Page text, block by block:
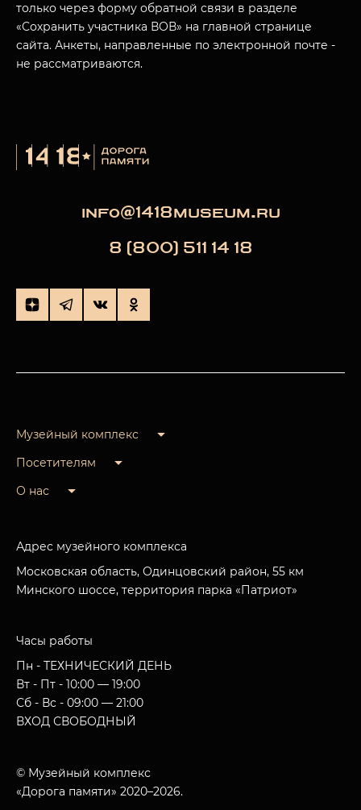
только через форму обратной связи в разделе
«Сохранить участника ВОВ» на главной странице
сайта. Анкеты, направленные по электронной почте -
не рассматриваются.
info@1418museum.ru
8 (800) 511 14 18
Музейный комплекс
Посетителям
О нас
Адрес музейного комплекса
Московская область, Одинцовский район, 55 км
Минского шоссе, территория парка «Патриот»
Часы работы
Пн - ТЕХНИЧЕСКИЙ ДЕНЬ
Вт - Пт - 10:00 — 19:00
Сб - Вс - 09:00 — 21:00
ВХОД СВОБОДНЫЙ
© Музейный комплекс
«Дорога памяти» 2020–2026.